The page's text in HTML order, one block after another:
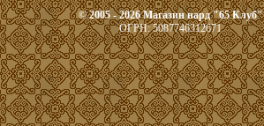
© 2005 - 2026 Магазин нард "65 Клуб"
ОГРН: 5087746312671